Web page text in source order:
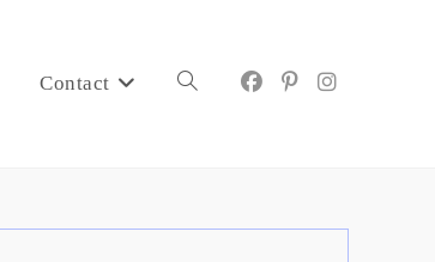
Contact